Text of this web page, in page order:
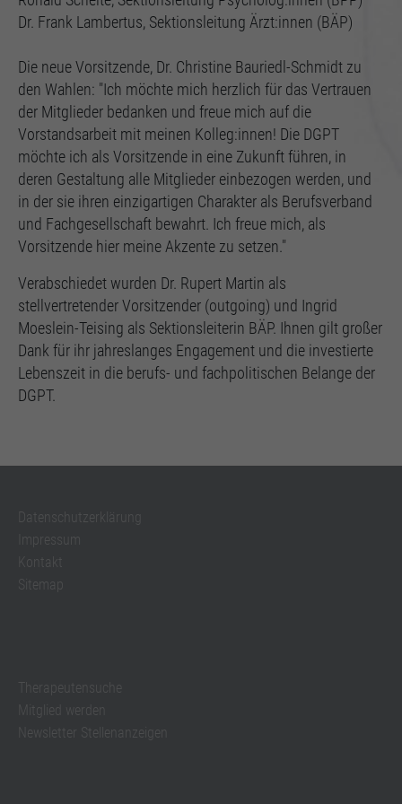
Dr. Frank Lambertus, Sektionsleitung Ärzt:innen (BÄP)
Die neue Vorsitzende, Dr. Christine Bauriedl-Schmidt zu
den Wahlen: "Ich möchte mich herzlich für das Vertrauen
der Mitglieder bedanken und freue mich auf die
Vorstandsarbeit mit meinen Kolleg:innen! Die DGPT
möchte ich als Vorsitzende in eine Zukunft führen, in
deren Gestaltung alle Mitglieder einbezogen werden, und
in der sie ihren einzigartigen Charakter als Berufsverband
und Fachgesellschaft bewahrt. Ich freue mich, als
Vorsitzende hier meine Akzente zu setzen."
Verabschiedet wurden Dr. Rupert Martin als
stellvertretender Vorsitzender (outgoing) und Ingrid
Moeslein-Teising als Sektionsleiterin BÄP. Ihnen gilt großer
Dank für ihr jahreslanges Engagement und die investierte
Lebenszeit in die berufs- und fachpolitischen Belange der
DGPT.
Datenschutzerklärung
Impressum
Kontakt
Sitemap
Therapeutensuche
Mitglied werden
Newsletter Stellenanzeigen
Einstellungen, falls der Webseiten-Betreiber dies
eingestellt hat.